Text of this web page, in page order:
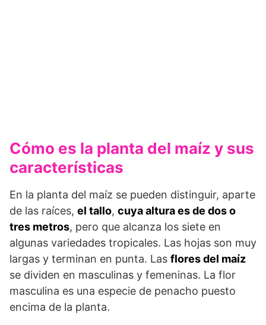
Cómo es la planta del maíz y sus
características
En la planta del maíz se pueden distinguir, aparte
de las raíces, el tallo, cuya altura es de dos o
tres metros, pero que alcanza los siete en
algunas variedades tropicales. Las hojas son muy
largas y terminan en punta. Las flores del maíz
se dividen en masculinas y femeninas. La flor
masculina es una especie de penacho puesto
encima de la planta.